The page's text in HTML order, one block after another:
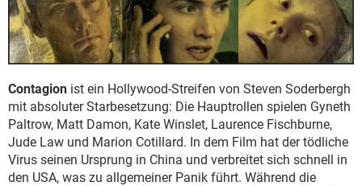
Contagion ist ein Hollywood-Streifen von Steven Soderbergh
mit absoluter Starbesetzung: Die Hauptrollen spielen Gyneth
Paltrow, Matt Damon, Kate Winslet, Laurence Fischburne,
Jude Law und Marion Cotillard. In dem Film hat der tödliche
Virus seinen Ursprung in China und verbreitet sich schnell in
den USA, was zu allgemeiner Panik führt. Während die